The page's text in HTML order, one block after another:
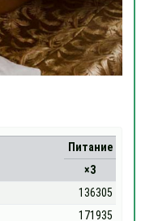
Питание
×3
136305
171935